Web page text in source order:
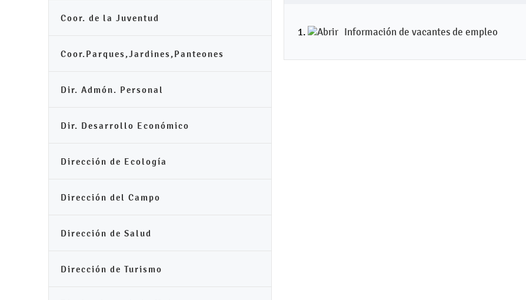
Coor. de la Juventud
Coor.Parques,Jardines,Panteones
Dir. Admón. Personal
Dir. Desarrollo Económico
Dirección de Ecología
Dirección del Campo
Dirección de Salud
Dirección de Turismo
Información de vacantes de empleo